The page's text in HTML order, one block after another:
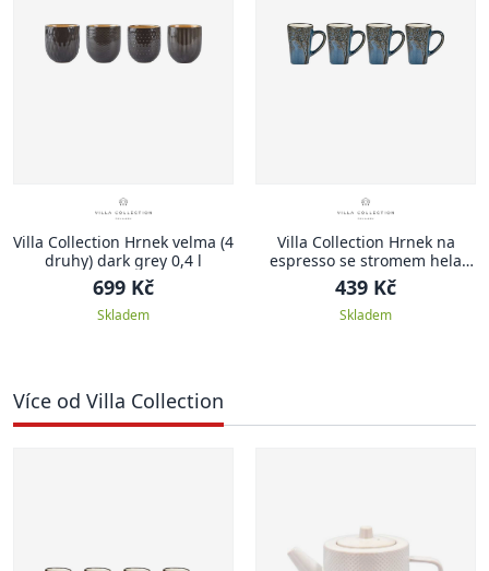
Villa Collection Hrnek velma (4
druhy) dark grey 0,4 l
699 Kč
Skladem
Villa Collection Hrnek na
espresso se stromem hela
dark blue 0,1l (set 4 ks)
439 Kč
Skladem
Více od Villa Collection